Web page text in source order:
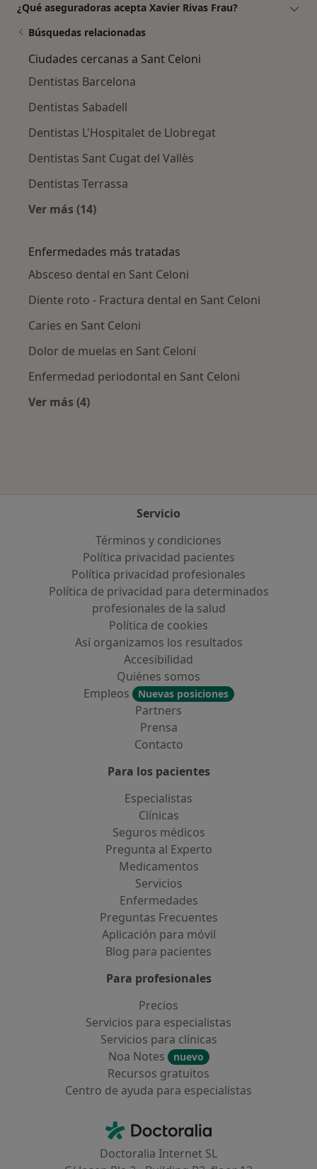
¿Qué aseguradoras acepta Xavier Rivas Frau?
Búsquedas relacionadas
Ciudades cercanas a Sant Celoni
Dentistas Barcelona
Dentistas Sabadell
Dentistas L'Hospitalet de Llobregat
Dentistas Sant Cugat del Vallès
Dentistas Terrassa
Ver más (14)
Enfermedades más tratadas
Absceso dental en Sant Celoni
Diente roto - Fractura dental en Sant Celoni
Caries en Sant Celoni
Dolor de muelas en Sant Celoni
Enfermedad periodontal en Sant Celoni
Ver más (4)
Servicio
Términos y condiciones
Política privacidad pacientes
Política privacidad profesionales
Política de privacidad para determinados
profesionales de la salud
Política de cookies
Así organizamos los resultados
Accesibilidad
Quiénes somos
Empleos
Nuevas posiciones
Partners
Prensa
Contacto
Para los pacientes
Especialistas
Clínicas
Seguros médicos
Pregunta al Experto
Medicamentos
Servicios
Enfermedades
Preguntas Frecuentes
Aplicación para móvil
Blog para pacientes
Para profesionales
Precios
Servicios para especialistas
Servicios para clínicas
Noa Notes
nuevo
Recursos gratuitos
Centro de ayuda para especialistas
Doctoralia - Página de inicio
Doctoralia Internet SL